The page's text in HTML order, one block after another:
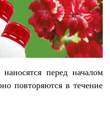
перед началом
повторяются в течение